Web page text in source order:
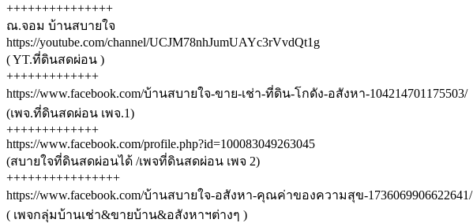
+++++++++++++++
ณ.จอม บ้านสบายใจ
https://youtube.com/channel/UCJM78nhJumUAYc3rVvdQt1g
( YT.ที่ดินสดผ่อน )
+++++++++++++
https://www.facebook.com/บ้านสบายใจ-ขาย-เช่า-ที่ดิน-โกดัง-อสังหา-104214701175503/
(เพจ.ที่ดินสดผ่อน เพจ.1)
+++++++++++++
https://www.facebook.com/profile.php?id=100083049263045
(สบายใจที่ดินสดผ่อนได้ /เพจที่ดินสดผ่อน เพจ 2)
++++++++++++++++
https://www.facebook.com/บ้านสบายใจ-อสังหา-คุณค่าของความสุข-1736069906622641/
( เพจกลุ่มบ้านเช่า&ขายบ้าน&อสังหาฯต่างๆ )